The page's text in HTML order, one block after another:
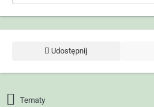
Udostępnij
Tematy